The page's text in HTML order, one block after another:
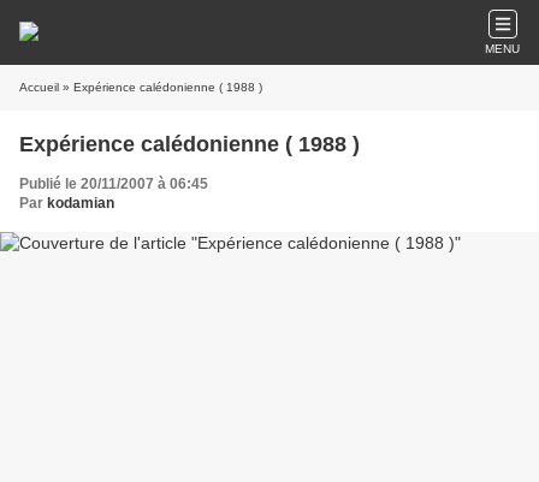
MENU
Accueil » Expérience calédonienne ( 1988 )
Expérience calédonienne ( 1988 )
Publié le 20/11/2007 à 06:45
Par kodamian